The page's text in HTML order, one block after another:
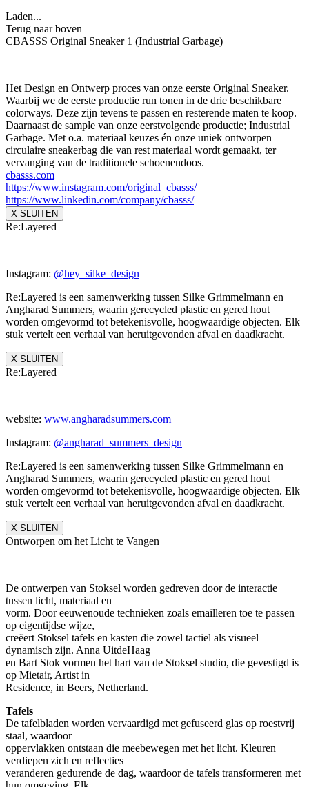
Laden...
Terug naar boven
CBASSS Original Sneaker 1 (Industrial Garbage)
Het Design en Ontwerp proces van onze eerste Original Sneaker.
Waarbij we de eerste productie run tonen in de drie beschikbare
colorways. Deze zijn tevens te passen en resterende maten te koop.
Daarnaast de sample van onze eerstvolgende productie; Industrial
Garbage. Met o.a. materiaal keuzes én onze uniek ontworpen
circulaire sneakerbag die van rest materiaal wordt gemaakt, ter
vervanging van de traditionele schoenendoos.
cbasss.com
https://www.instagram.com/original_cbasss/
https://www.linkedin.com/company/cbasss/
X SLUITEN
Re:Layered
Instagram: @hey_silke_design
Re:Layered is een samenwerking tussen Silke Grimmelmann en
Angharad Summers, waarin gerecycled plastic en gered hout
worden omgevormd tot betekenisvolle, hoogwaardige objecten. Elk
stuk vertelt een verhaal van heruitgevonden afval en daadkracht.
X SLUITEN
Re:Layered
website: www.angharadsummers.com
Instagram: @angharad_summers_ design
Re:Layered is een samenwerking tussen Silke Grimmelmann en
Angharad Summers, waarin gerecycled plastic en gered hout
worden omgevormd tot betekenisvolle, hoogwaardige objecten. Elk
stuk vertelt een verhaal van heruitgevonden afval en daadkracht.
X SLUITEN
Ontworpen om het Licht te Vangen
De ontwerpen van Stoksel worden gedreven door de interactie
tussen licht, materiaal en
vorm. Door eeuwenoude technieken zoals emailleren toe te passen
op eigentijdse wijze,
creëert Stoksel tafels en kasten die zowel tactiel als visueel
dynamisch zijn. Anna UitdeHaag
en Bart Stok vormen het hart van de Stoksel studio, die gevestigd is
op Mietair, Artist in
Residence, in Beers, Netherland.
Tafels
De tafelbladen worden vervaardigd met gefuseerd glas op roestvrij
staal, waardoor
oppervlakken ontstaan die meebewegen met het licht. Kleuren
verdiepen zich en reflecties
veranderen gedurende de dag, waardoor de tafels transformeren met